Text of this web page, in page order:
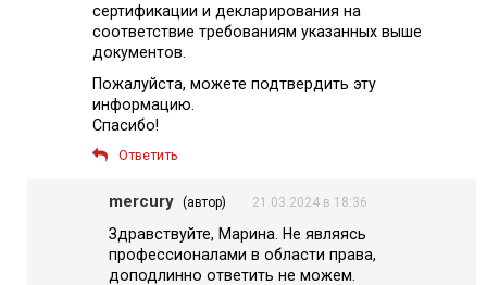
сертификации и декларирования на
соответствие требованиям указанных выше
документов.
Пожалуйста, можете подтвердить эту
информацию.
Спасибо!
Ответить
mercury (автор) 21.03.2024 в 18:36
Здравствуйте, Марина. Не являясь
профессионалами в области права,
доподлинно ответить не можем.